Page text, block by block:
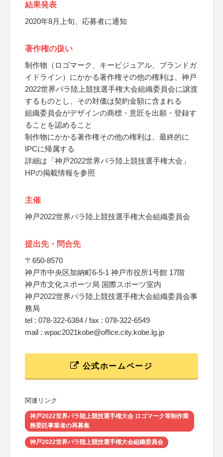
結果発表
2020年8月上旬、応募者に通知
著作権の扱い
制作物（ロゴマーク、キービジュアル、ブランドガ
イドライン）にかかる著作権その他の権利は、神戸
2022世界パラ陸上競技選手権大会組織委員会に譲渡
するものとし、その対価は契約金額に含まれる
組織委員会がデザインの商標・意匠を出願・登録す
ることを認めること
制作物にかかる著作権その他の権利は、最終的に
IPCに帰属する
詳細は「神戸2022世界パラ陸上競技選手権大会」
HPの掲載情報を参照
主催
神戸2022世界パラ陸上競技選手権大会組織委員会
提出先・問合先
〒650-8570
神戸市中央区加納町6-5-1 神戸市役所1号館 17階
神戸市文化スポーツ局 国際スポーツ室内
神戸2022世界パラ陸上競技選手権大会組織委員会事
務局
tel : 078-322-6384 / fax : 078-322-6549
mail : wpac2021kobe@office.city.kobe.lg.jp
公式ホームページ
関連リンク
神戸2022世界パラ陸上競技選手権大会 ロゴマーク等制作業
務委託事業者の再募集
神戸2022世界パラ陸上競技選手権大会組織委員会